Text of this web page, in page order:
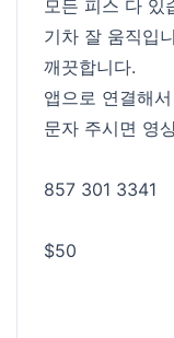
모든 피스 다 있
기차 잘 움직입
깨끗합니다.
앱으로 연결해
문자 주시면 영
857 301 3341
$50